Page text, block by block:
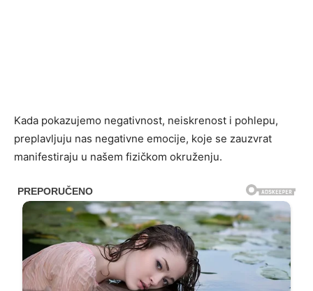
Kada pokazujemo negativnost, neiskrenost i pohlepu,
preplavljuju nas negativne emocije, koje se zauzvrat
manifestiraju u našem fizičkom okruženju.